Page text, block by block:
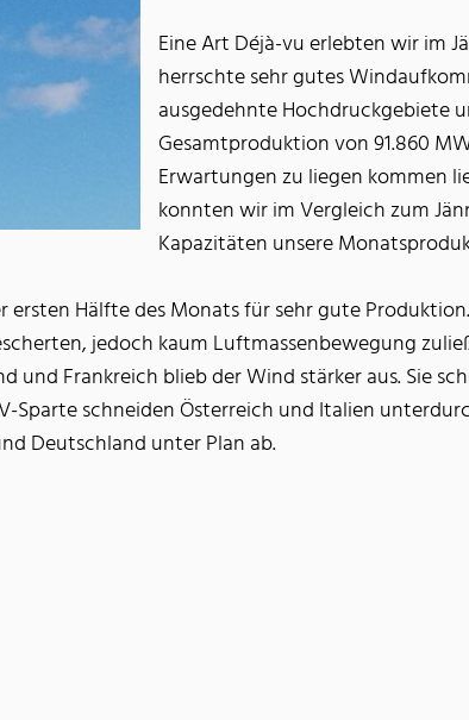
Eine Art Déjà-vu erlebten wir im
herrschte sehr gutes
ausgedehnte Hochdruckgebiete
Gesamtproduktion von 91.860
Erwartungen zu liegen kommen
konnten wir im Vergleich zum
Kapazitäten unsere
Hälfte des Monats für sehr gute
jedoch kaum Luftmassenbewegung
und Frankreich blieb der Wind stärker aus. Sie
Sparte schneiden Österreich und Italien
Deutschland unter Plan ab.